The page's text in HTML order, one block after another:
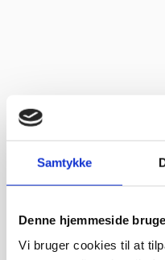
Samtykke
Denne hjemmeside
Vi bruger cookies til at